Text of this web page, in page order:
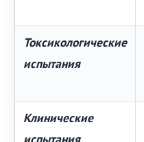
Токсикологические
испытания
Клинические
испытания